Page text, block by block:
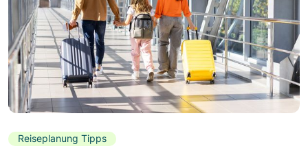
Reiseplanung Tipps